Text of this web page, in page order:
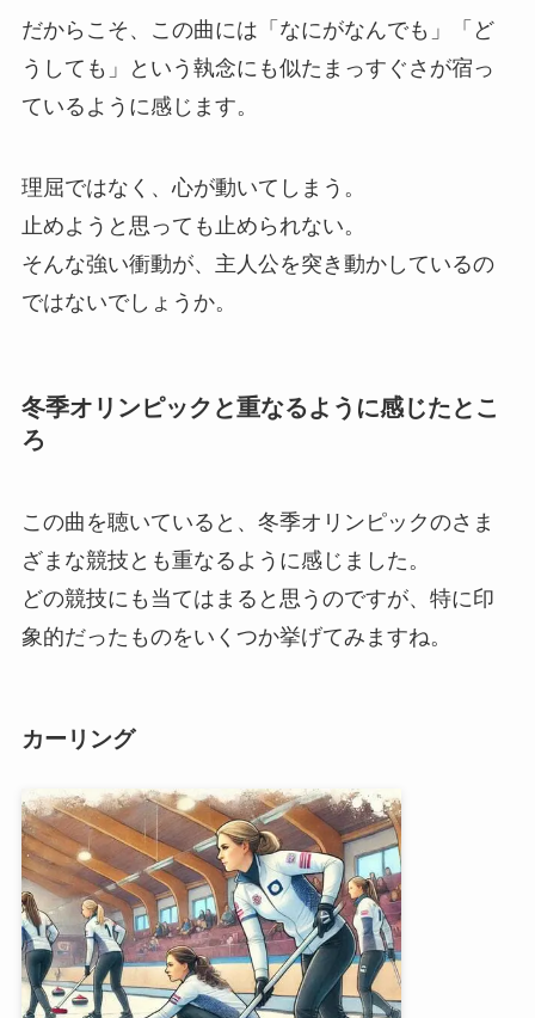
だからこそ、この曲には「なにがなんでも」「ど
うしても」という執念にも似たまっすぐさが宿っ
ているように感じます。
理屈ではなく、心が動いてしまう。
止めようと思っても止められない。
そんな強い衝動が、主人公を突き動かしているの
ではないでしょうか。
冬季オリンピックと重なるように感じたとこ
ろ
この曲を聴いていると、冬季オリンピックのさま
ざまな競技とも重なるように感じました。
どの競技にも当てはまると思うのですが、特に印
象的だったものをいくつか挙げてみますね。
カーリング